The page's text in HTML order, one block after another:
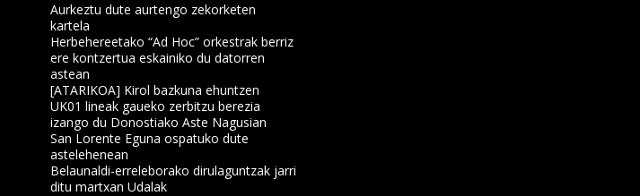
Aurkeztu dute aurtengo zekorketen
kartela
Herbehereetako “Ad Hoc” orkestrak berriz
ere kontzertua eskainiko du datorren
astean
[ATARIKOA] Kirol bazkuna ehuntzen
UK01 lineak gaueko zerbitzu berezia
izango du Donostiako Aste Nagusian
San Lorente Eguna ospatuko dute
astelehenean
Belaunaldi-erreleborako dirulaguntzak jarri
ditu martxan Udalak